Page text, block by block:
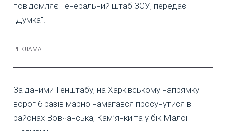
повідомляє Генеральний штаб ЗСУ, передає
"Думка".
За даними Генштабу, на Харківському напрямку
ворог 6 разів марно намагався просунутися в
районах Вовчанська, Кам’янки та у бік Малої